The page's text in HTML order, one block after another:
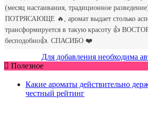
Для добавления необходима
Полезное
Какие ароматы действительно
честный рейтинг